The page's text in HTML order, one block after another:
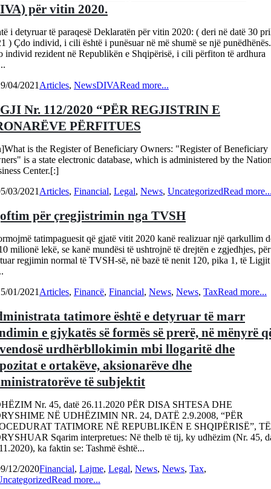
për vitin 2020.
i detyruar të paraqesë Deklaratën për vitin 2020: ( deri në datë 30
) Çdo individ, i cili është i punësuar në më shumë se një punëdhënës.
individ rezident në Republikën e Shqipërisë, i cili përfiton të ardhura
04/2021 Articles, NewsDIVARead more...
Nr. 112/2020 “PËR REGJISTRIN E
PËRFITUES
is the Register of Beneficiary Owners: "Register of Beneficiary
is a state electronic database, which is administered by the
Center.[:]
03/2021 Articles, Financial, Legal, News, UncategorizedRead
për çregjistrimin nga TVSH
tatimpaguesit që gjatë vitit 2020 kanë realizuar një qarkullim
milionë lekë, se kanë mundësi të ushtrojnë të drejtën e zgjedhjes,
regjimin normal të TVSH-së, në bazë të nenit 120, pika 1, të Ligjit
01/2021 Articles, Financë, Financial, News, News, TaxRead more...
tatimore është e detyruar të marr
e gjykatës së formës së prerë, në mënyrë
urdhërbllokimin mbi llogaritë dhe
e ortakëve, aksionarëve dhe
të subjektit
Nr. 45, datë 26.11.2020 PËR DISA SHTESA DHE
NË UDHËZIMIN NR. 24, DATË 2.9.2008, “PËR
TATIMORE NË REPUBLIKËN E SHQIPËRISË”, TË
Sqarim interpretues: Në thelb të tij, ky udhëzim (Nr. 45,
ka faktin se: Tashmë është...
12/2020Financial, Lajme, Legal, News, News, Tax,
Read more...